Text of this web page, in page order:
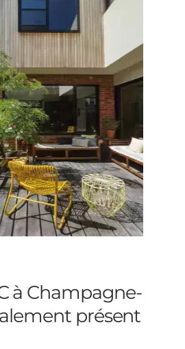
à Champagne-
présent